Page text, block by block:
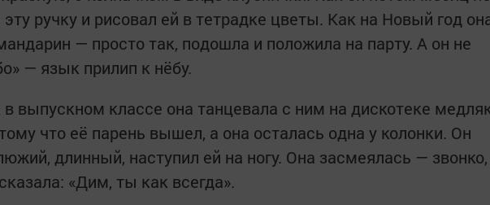
ручку и рисовал ей в тетрадке цветы. Как на Новый год
— просто так, подошла и положила на парту. А он не
— язык прилип к нёбу.
выпускном классе она танцевала с ним на дискотеке
что её парень вышел, а она осталась одна у колонки. Он
длинный, наступил ей на ногу. Она засмеялась — звонко,
«Дим, ты как всегда».